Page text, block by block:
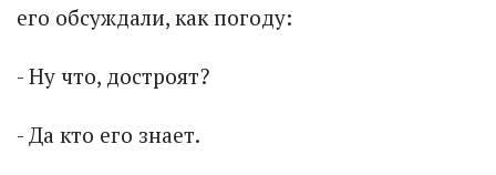
его обсуждали, как погоду:
- Ну что, достроят?
- Да кто его знает.